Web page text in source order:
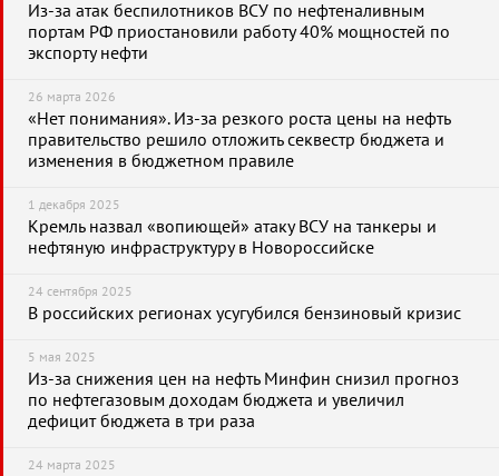
Из-за атак беспилотников ВСУ по нефтеналивным
портам РФ приостановили работу 40% мощностей по
экспорту нефти
26 марта 2026
«Нет понимания». Из-за резкого роста цены на нефть
правительство решило отложить секвестр бюджета и
изменения в бюджетном правиле
1 декабря 2025
Кремль назвал «вопиющей» атаку ВСУ на танкеры и
нефтяную инфраструктуру в Новороссийске
24 сентября 2025
В российских регионах усугубился бензиновый кризис
5 мая 2025
Из-за снижения цен на нефть Минфин снизил прогноз
по нефтегазовым доходам бюджета и увеличил
дефицит бюджета в три раза
24 марта 2025